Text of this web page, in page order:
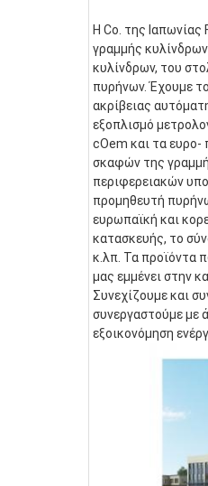
Η Co. της
γραμμής
κυλίνδρων, του
πυρήνων. Έχουμε
ακρίβειας
εξοπλισμό
cOem και τα ευρο-
σκαφών της
περιφερειακών
προμηθευτή
ευρωπαϊκή και
κατασκευής, το
κ.λπ. Τα προϊόντα
μας εμμένει στην
Συνεχίζουμε και
συνεργαστούμε με
εξοικονόμηση